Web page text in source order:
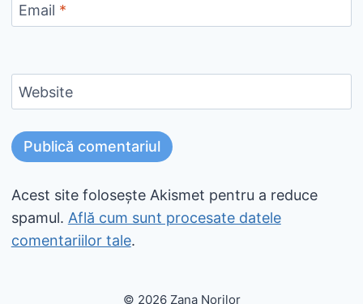
Email *
Website
Acest site folosește Akismet pentru a reduce
spamul. Află cum sunt procesate datele
comentariilor tale.
© 2026 Zana Norilor